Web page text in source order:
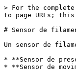
> For the
to page URLs;
# Sensor de
Un sensor de
* **Sensor de
* **Sensor de